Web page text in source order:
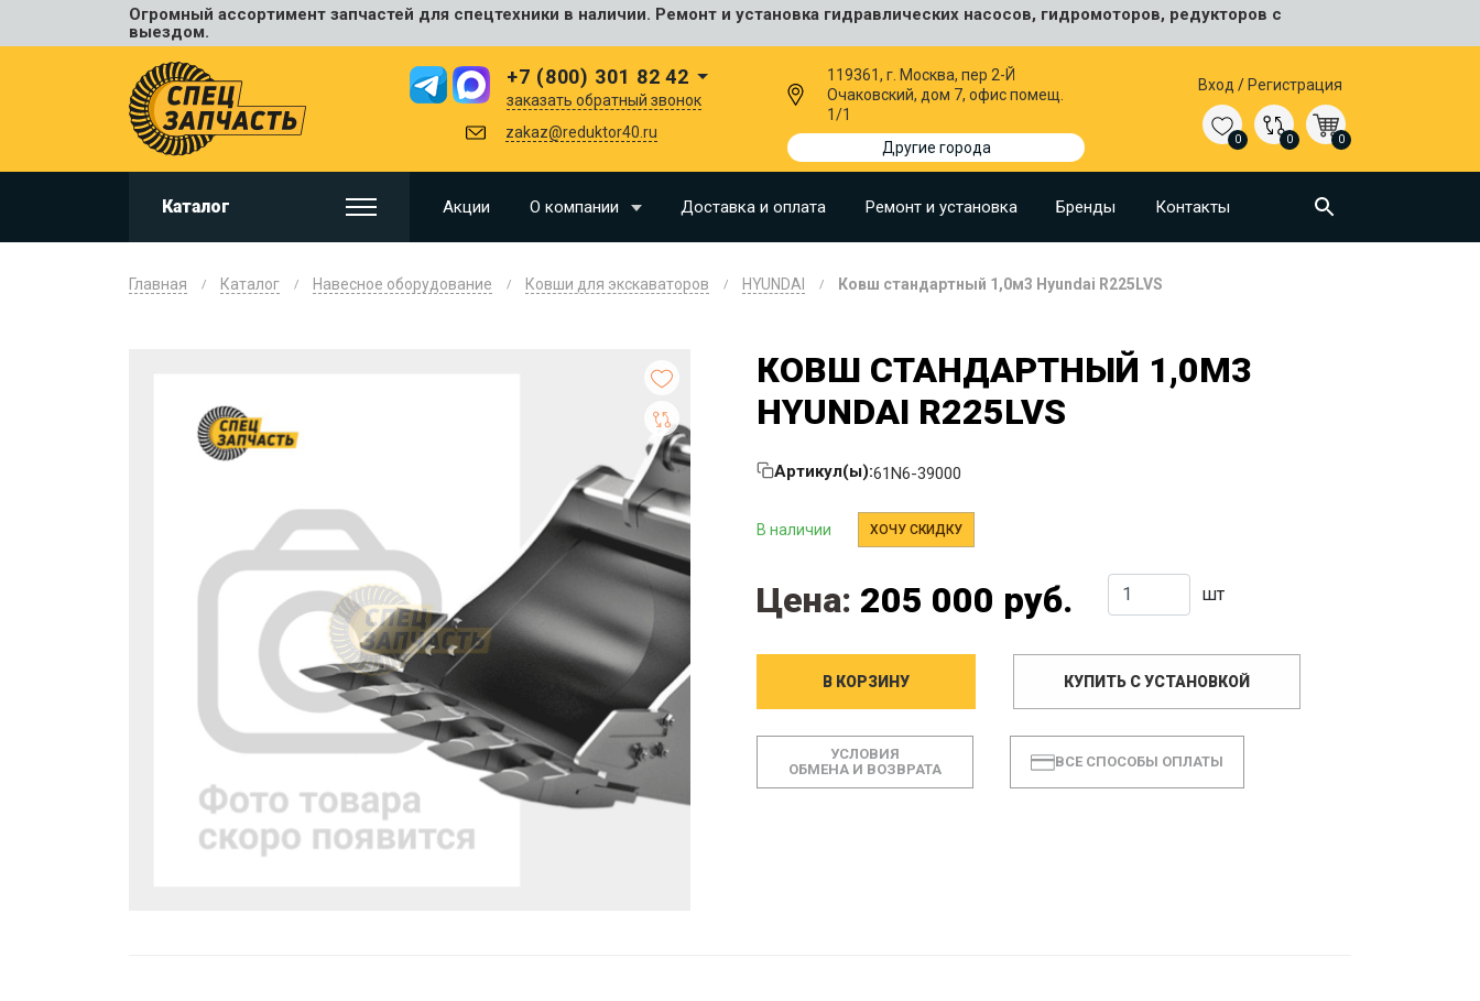
Огромный ассортимент запчастей для спецтехники в наличии. Ремонт и установка гидравлических насосов, гидромоторов, редукторов с
выездом.
+7 (800) 301 82 42
заказать обратный звонок
zakaz@reduktor40.ru
119361, г. Москва, пер 2-Й
Очаковский, дом 7, офис помещ.
1/1
Другие города
Вход / Регистрация
0 0 0
Каталог Акции О компании Доставка и оплата Ремонт и установка Бренды Контакты
Универсальные
HITACHI
CAT
CASE
Главная Каталог Навесное оборудование Ковши для экскаваторов HYUNDAI Ковш стандартный 1,0м3 Hyundai R225LVS
КОВШ СТАНДАРТНЫЙ 1,0М3
HYUNDAI R225LVS
Артикул(ы):61N6-39000
В наличии ХОЧУ СКИДКУ
Цена: 205 000 руб. шт
В КОРЗИНУ КУПИТЬ С УСТАНОВКОЙ
УСЛОВИЯ
ОБМЕНА И ВОЗВРАТА
ВСЕ СПОСОБЫ ОПЛАТЫ